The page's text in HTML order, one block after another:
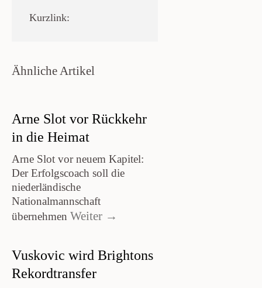
Kurzlink:
Ähnliche Artikel
Arne Slot vor Rückkehr
in die Heimat
Arne Slot vor neuem Kapitel:
Der Erfolgscoach soll die
niederländische
Nationalmannschaft
übernehmen Weiter →
Vuskovic wird Brightons
Rekordtransfer